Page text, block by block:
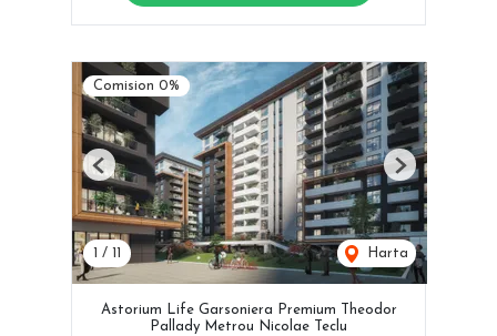
Comision 0%
/ Harta
Previous Next
Astorium Life Garsoniera Premium Theodor
Pallady Metrou Nicolae Teclu